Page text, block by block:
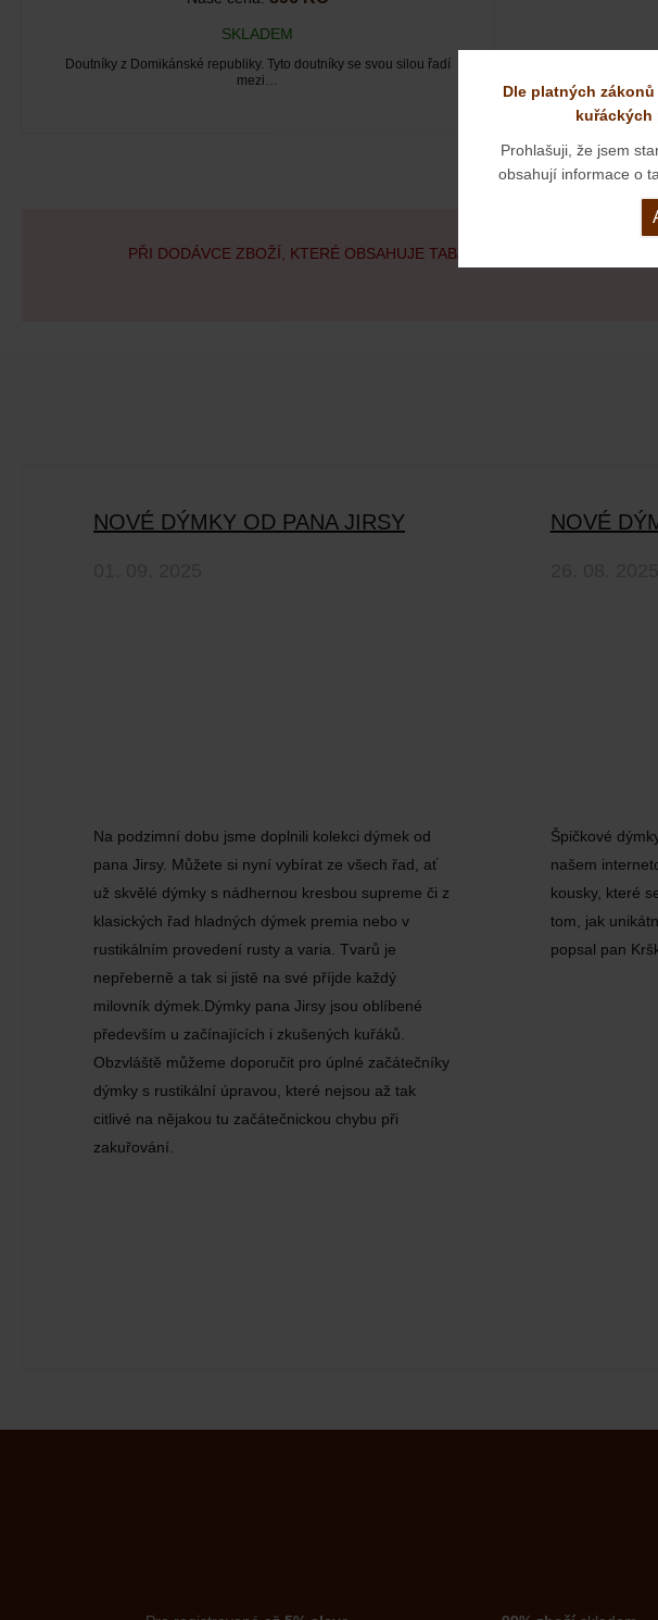
SKLADEM
Doutníky z Domikánské republiky. Tyto doutníky se svou silou řadí
mezi…
PŘI DODÁVCE ZBOŽÍ, KTERÉ OBSAHUJE TABÁKOVÝ VÝROBEK, MUSÍ
NOVÉ DÝMKY OD PANA JIRSY
Na podzimní dobu jsme doplnili kolekci dýmek od
pana Jirsy. Můžete si nyní vybírat ze všech řad, ať
už skvělé dýmky s nádhernou kresbou supreme či z
klasických řad hladných dýmek premia nebo v
rustikálním provedení rusty a varia. Tvarů je
nepřeberně a tak si jistě na své příjde každý
milovník dýmek.Dýmky pana Jirsy jsou oblíbené
především u začínajících i zkušených kuřáků.
Obzvláště můžeme doporučit pro úplné začátečníky
dýmky s rustikální úpravou, které nejsou až tak
citlivé na nějakou tu začátečnickou chybu při
zakuřování.
NOVÉ
Špičkové
našem
kousky, které
tom, jak
popsal pan
Dle platných
kuřáckých
Prohlašuji, že jsem
obsahují informace o